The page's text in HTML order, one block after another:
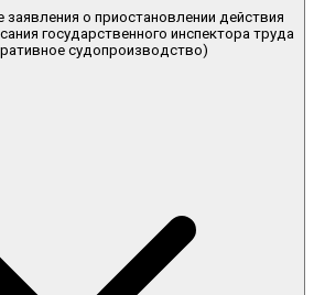
заявления о приостановлении действия
государственного инспектора труда
судопроизводство)